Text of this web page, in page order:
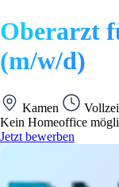
Oberarzt
(m/w/d)
Kamen
Kein Homeoffice
Jetzt bewerben